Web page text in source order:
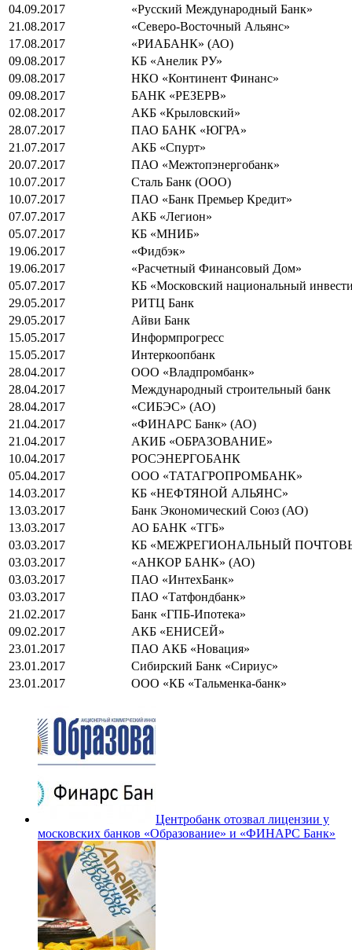
04.09.2017
«Русский Международный Банк»
21.08.2017
«Северо-Восточный Альянс»
17.08.2017
«РИАБАНК» (АО)
09.08.2017
КБ «Анелик РУ»
09.08.2017
НКО «Континент Финанс»
09.08.2017
БАНК «РЕЗЕРВ»
02.08.2017
АКБ «Крыловский»
28.07.2017
ПАО БАНК «ЮГРА»
21.07.2017
АКБ «Спурт»
20.07.2017
ПАО «Межтопэнергобанк»
10.07.2017
Сталь Банк (ООО)
10.07.2017
ПАО «Банк Премьер Кредит»
07.07.2017
АКБ «Легион»
05.07.2017
КБ «МНИБ»
19.06.2017
«Фидбэк»
19.06.2017
«Расчетный Финансовый Дом»
05.07.2017
КБ «Московский национальный
29.05.2017
РИТЦ Банк
29.05.2017
Айви Банк
15.05.2017
Информпрогресс
15.05.2017
Интеркоопбанк
28.04.2017
ООО «Владпромбанк»
28.04.2017
Международный строительный банк
28.04.2017
«СИБЭС» (АО)
21.04.2017
«ФИНАРС Банк» (АО)
21.04.2017
АКИБ «ОБРАЗОВАНИЕ»
10.04.2017
РОСЭНЕРГОБАНК
05.04.2017
ООО «ТАТАГРОПРОМБАНК»
14.03.2017
КБ «НЕФТЯНОЙ АЛЬЯНС»
13.03.2017
Банк Экономический Союз (АО)
13.03.2017
АО БАНК «ТГБ»
03.03.2017
КБ «МЕЖРЕГИОНАЛЬНЫЙ
03.03.2017
«АНКОР БАНК» (АО)
03.03.2017
ПАО «ИнтехБанк»
03.03.2017
ПАО «Татфондбанк»
21.02.2017
Банк «ГПБ-Ипотека»
09.02.2017
АКБ «ЕНИСЕЙ»
23.01.2017
ПАО АКБ «Новация»
23.01.2017
Сибирский Банк «Сириус»
23.01.2017
ООО «КБ «Тальменка-банк»
Центробанк отозвал лицензии у
московских банков «Образование» и «ФИНАРС Банк»